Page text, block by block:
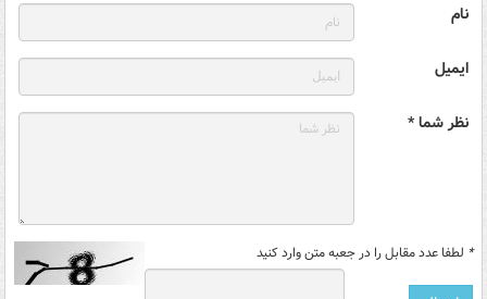
نام
ایمیل
نظر شما *
* لطفا عدد مقابل را در جعبه متن وارد کنید